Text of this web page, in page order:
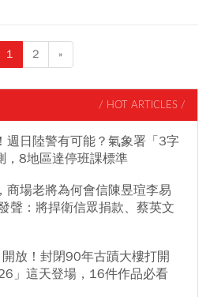
1 2 »
/ HOT ARTICLES /
週日陸警有可能？氣象署「3字
，8地區達停班課標準
商場老將為何會信陳昱瑄李易
聲：將捍衛信眾捐款、蔡英文
放！封閉90年古蹟大樓打開
」這天登場，16件作品必看